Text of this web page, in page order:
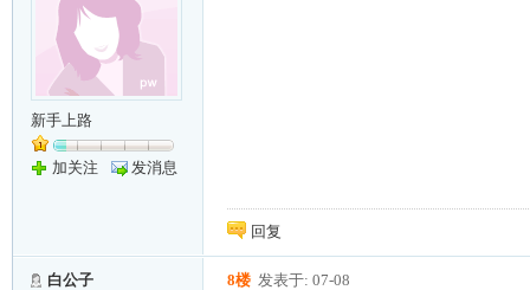
新手上路
加关注 发消息
回复
白公子 8楼 发表于: 07-08